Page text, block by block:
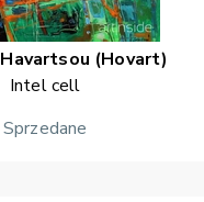
Havartsou (Hovart)
Intel cell
Sprzedane